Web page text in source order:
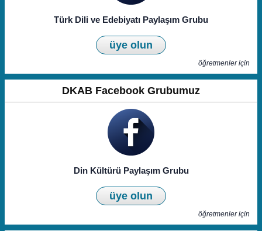
Türk Dili ve Edebiyatı Paylaşım Grubu
üye olun
öğretmenler için
DKAB Facebook Grubumuz
Din Kültürü Paylaşım Grubu
üye olun
öğretmenler için